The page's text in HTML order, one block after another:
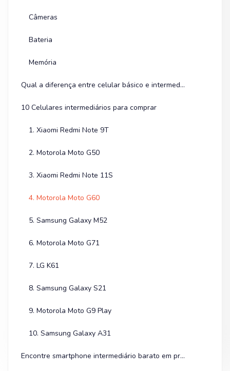
Câmeras
Bateria
Memória
Qual a diferença entre celular básico e intermediário?
10 Celulares intermediários para comprar
1. Xiaomi Redmi Note 9T
2. Motorola Moto G50
3. Xiaomi Redmi Note 11S
4. Motorola Moto G60
5. Samsung Galaxy M52
6. Motorola Moto G71
7. LG K61
8. Samsung Galaxy S21
9. Motorola Moto G9 Play
10. Samsung Galaxy A31
Encontre smartphone intermediário barato em promoção na Shopee!